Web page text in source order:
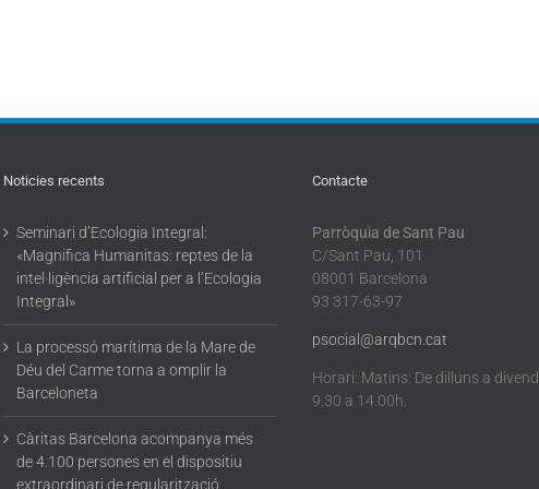
Noticies recents
Seminari d’Ecologia Integral:
«Magnifica Humanitas: reptes de la
intel·ligència artificial per a l’Ecologia
Integral»
La processó marítima de la Mare de
Déu del Carme torna a omplir la
Barceloneta
Càritas Barcelona acompanya més
de 4.100 persones en el dispositiu
extraordinari de regularització
Contacte
Parròquia de Sant Pau
C/Sant Pau, 101
08001 Barcelona
93 317-63-97
psocial@arqbcn.cat
Horari: Matins: De dilluns a
9.30 a 14.00h.